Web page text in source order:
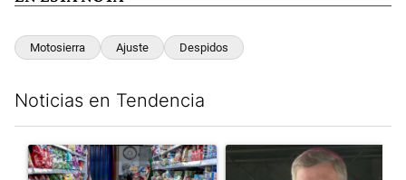
Motosierra Ajuste Despidos
Noticias en Tendencia
Un artículo de tendencia con el título "La inflación en CABA
Un artículo de tendencia con